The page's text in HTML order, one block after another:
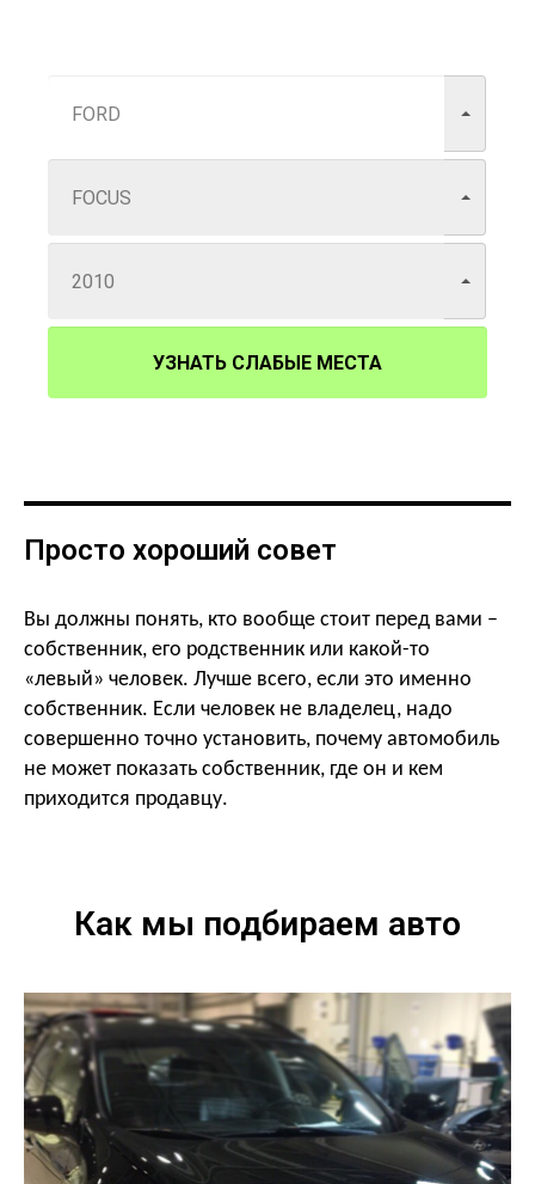
УЗНАТЬ СЛАБЫЕ МЕСТА
Просто хороший совет
Вы должны понять, кто вообще стоит перед вами –
собственник, его родственник или какой-то
«левый» человек. Лучше всего, если это именно
собственник. Если человек не владелец, надо
совершенно точно установить, почему автомобиль
не может показать собственник, где он и кем
приходится продавцу.
Как мы подбираем авто